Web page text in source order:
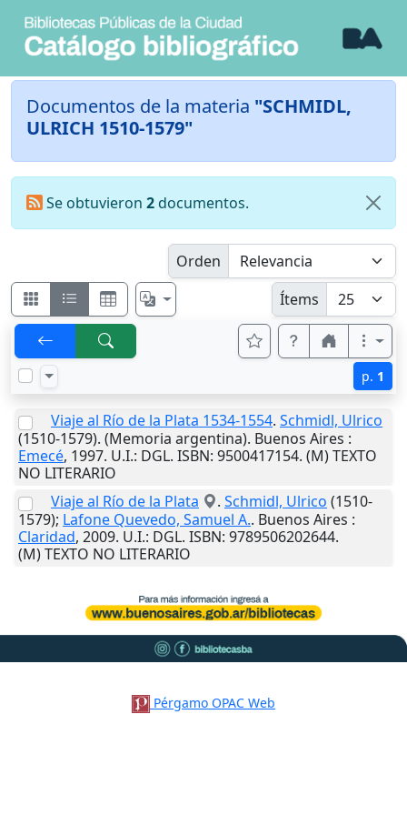
Documentos de la materia "SCHMIDL,
ULRICH 1510-1579"
Se obtuvieron 2documentos.
Orden
Ítems
p. 1
Viaje al Río de la Plata 1534-1554. Schmidl, Ulrico
(1510-1579). (Memoria argentina). Buenos Aires :
Emecé, 1997. U.I.: DGL. ISBN: 9500417154. (M) TEXTO
NO LITERARIO
Viaje al Río de la Plata
. Schmidl, Ulrico (1510-
1579); Lafone Quevedo, Samuel A.. Buenos Aires :
Claridad, 2009. U.I.: DGL. ISBN: 9789506202644.
(M) TEXTO NO LITERARIO
Pérgamo OPAC Web